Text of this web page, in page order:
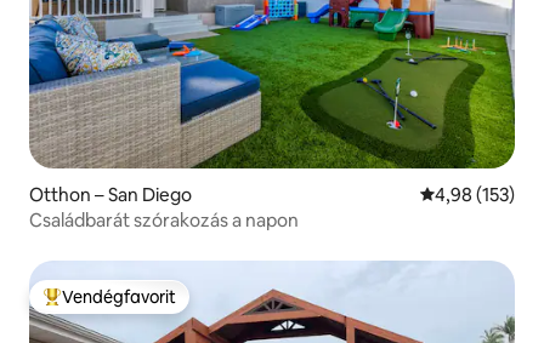
Otthon – San Diego Átlagos
4,98 (153)
Családbarát szórakozás a napon
Kiemelt vendégfavorit
Vendégfavorit